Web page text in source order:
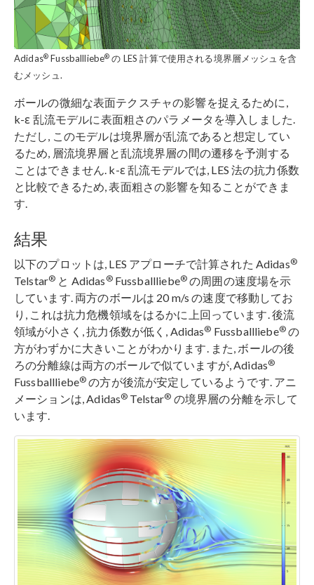
Adidas® Fussballliebe® の LES 計算で使用される境界層メッシュを含
むメッシュ.
ボールの微細な表面テクスチャの影響を捉えるために,
k-ε 乱流モデルに表面粗さのパラメータを導入しました.
ただし, このモデルは境界層が乱流であると想定してい
るため, 層流境界層と乱流境界層の間の遷移を予測する
ことはできません. k-ε 乱流モデルでは, LES 法の抗力係数
と比較できるため, 表面粗さの影響を知ることができま
す.
結果
以下のプロットは, LES アプローチで計算された Adidas®
Telstar® と Adidas ®Fussballliebe® の周囲の速度場を示
しています. 両方のボールは 20 m/s の速度で移動してお
り, これは抗力危機領域をはるかに上回っています. 後流
領域が小さく, 抗力係数が低く, Adidas® Fussballliebe®の
方がわずかに大きいことがわかります. また, ボールの後
ろの分離線は両方のボールで似ていますが, Adidas®
Fussballliebe® の方が後流が安定しているようです. アニ
メーションは, Adidas® Telstar® の境界層の分離を示して
います.